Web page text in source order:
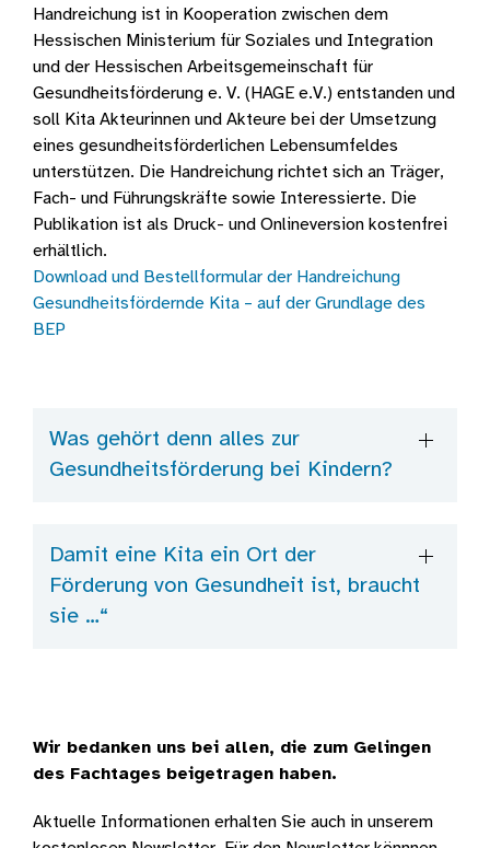
Handreichung ist in Kooperation zwischen dem
Hessischen Ministerium für Soziales und Integration
und der Hessischen Arbeitsgemeinschaft für
Gesundheitsförderung e. V. (HAGE e.V.) entstanden und
soll Kita Akteurinnen und Akteure bei der Umsetzung
eines gesundheitsförderlichen Lebensumfeldes
unterstützen. Die Handreichung richtet sich an Träger,
Fach- und Führungskräfte sowie Interessierte. Die
Publikation ist als Druck- und Onlineversion kostenfrei
erhältlich.
Download und Bestellformular der Handreichung
Gesundheitsfördernde Kita – auf der Grundlage des
BEP
Was gehört denn alles zur
Gesundheitsförderung bei Kindern?
Damit eine Kita ein Ort der
Förderung von Gesundheit ist, braucht
sie …“
Wir bedanken uns bei allen, die zum Gelingen
des Fachtages beigetragen haben.
Aktuelle Informationen erhalten Sie auch in unserem